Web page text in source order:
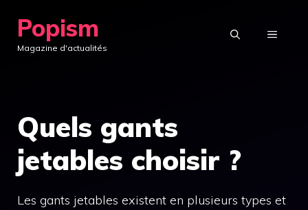
contenu
Popism
Magazine d'actualités
MENU
Quels gants
jetables choisir ?
Les gants jetables existent en plusieurs types et